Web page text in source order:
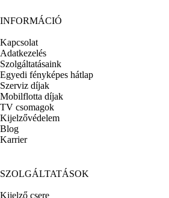
INFORMÁCIÓ
Kapcsolat
Adatkezelés
Szolgáltatásaink
Egyedi fényképes hátlap
Szerviz díjak
Mobilflotta díjak
TV csomagok
Kijelzővédelem
Blog
Karrier
SZOLGÁLTATÁSOK
Kijelző csere